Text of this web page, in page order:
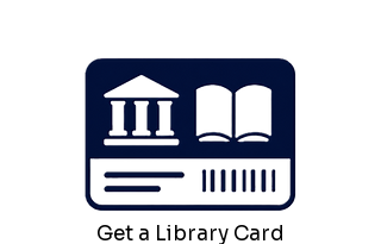
Get a Library Card